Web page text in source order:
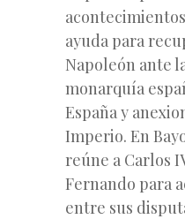
ayuda para
Napoleón ante
monarquía
España y
Imperio. En
reúne a Carlos
Fernando para
entre sus